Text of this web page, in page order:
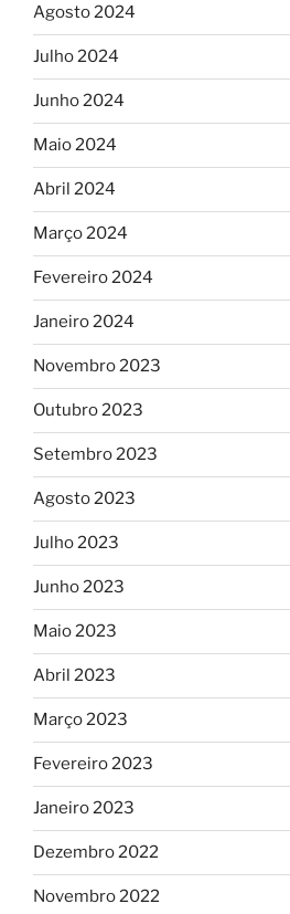
Agosto 2024
Julho 2024
Junho 2024
Maio 2024
Abril 2024
Março 2024
Fevereiro 2024
Janeiro 2024
Novembro 2023
Outubro 2023
Setembro 2023
Agosto 2023
Julho 2023
Junho 2023
Maio 2023
Abril 2023
Março 2023
Fevereiro 2023
Janeiro 2023
Dezembro 2022
Novembro 2022